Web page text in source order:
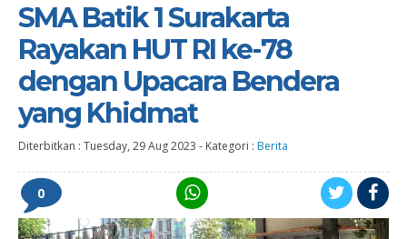
SMA Batik 1 Surakarta
Rayakan HUT RI ke-78
dengan Upacara Bendera
yang Khidmat
Diterbitkan : Tuesday, 29 Aug 2023 - Kategori : Berita
0